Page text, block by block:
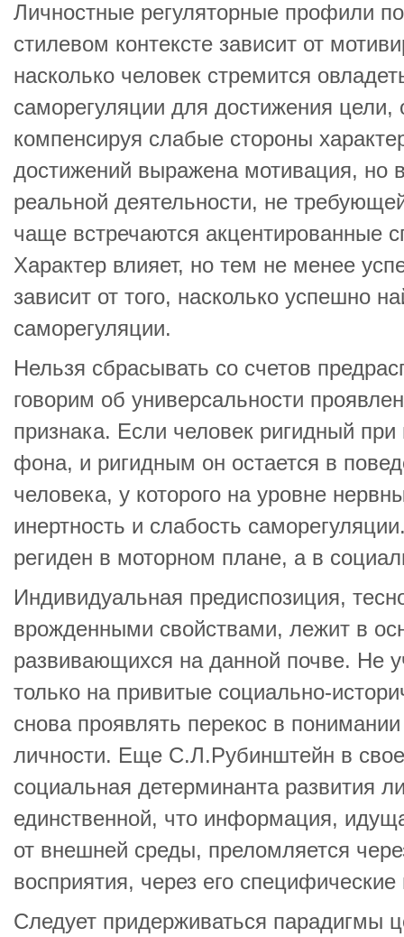
Личностные регуляторные профили
стилевом контексте зависит от
насколько человек стремится
саморегуляции для достижения
компенсируя слабые стороны
достижений выражена мотивация, но
реальной деятельности, не
чаще встречаются акцентированные
Характер влияет, но тем не менее
зависит от того, насколько успешно
саморегуляции.
Нельзя сбрасывать со счетов
говорим об универсальности
признака. Если человек ригидный
фона, и ригидным он остается в
человека, у которого на уровне
инертность и слабость
региден в моторном плане, а в
Индивидуальная предиспозиция,
врожденными свойствами, лежит в
развивающихся на данной почве. Не
только на привитые социально-
снова проявлять перекос в
личности. Еще С.Л.Рубинштейн в
социальная детерминанта развития
единственной, что информация,
от внешней среды, преломляется
восприятия, через его
Следует придерживаться парадигмы